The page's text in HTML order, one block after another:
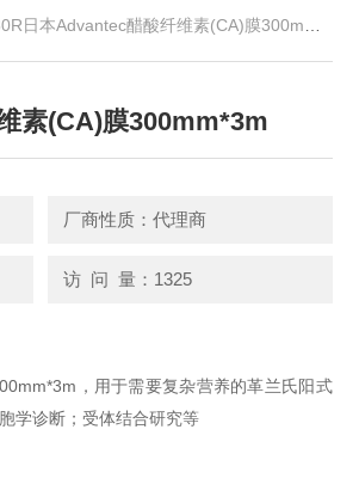
日本Advantec醋酸纤维素(CA)膜300mm*3m
素(CA)膜300mm*3m
厂商性质：代理商
访 问 量：1325
，用于需要复杂营养的革兰氏阳式
学诊断；受体结合研究等